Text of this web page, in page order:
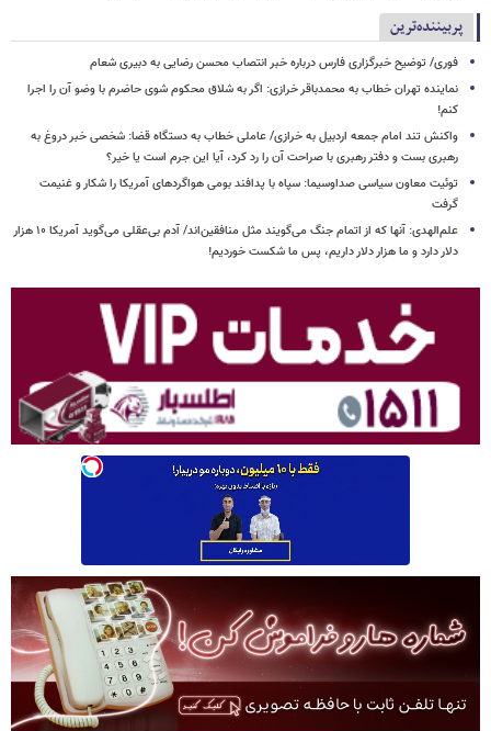
پربیننده‌ترین
فوری/ توضیح خبرگزاری فارس درباره خبر انتصاب محسن رضایی به دبیری شعام
نماینده تهران خطاب به محمدباقر خرازی: اگر به شلاق محکوم شوی حاضرم با وضو آن را اجرا
کنم!
واکنش تند امام جمعه اردبیل به خرازی/ عاملی خطاب به دستگاه قضا: شخصی خبر دروغ به
رهبری بست و دفتر رهبری با صراحت آن را رد کرد، آیا این جرم است یا خیر؟
توئیت معاون سیاسی صداوسیما: سپاه با پدافند بومی هواگردهای آمریکا را شکار و غنیمت
گرفت
علم‌الهدی: آنها که از اتمام جنگ می‌گویند مثل منافقین‌اند/ آدم بی‌عقلی می‌گوید آمریکا ۱۰ هزار
دلار دارد و ما هزار دلار داریم، پس ما شکست خوردیم!